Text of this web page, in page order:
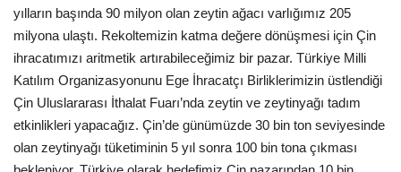
yılların başında 90 milyon olan zeytin ağacı varlığımız 205
milyona ulaştı. Rekoltemizin katma değere dönüşmesi için Çin
ihracatımızı aritmetik artırabileceğimiz bir pazar. Türkiye Milli
Katılım Organizasyonunu Ege İhracatçı Birliklerimizin üstlendiği
Çin Uluslararası İthalat Fuarı’nda zeytin ve zeytinyağı tadım
etkinlikleri yapacağız. Çin’de günümüzde 30 bin ton seviyesinde
olan zeytinyağı tüketiminin 5 yıl sonra 100 bin tona çıkması